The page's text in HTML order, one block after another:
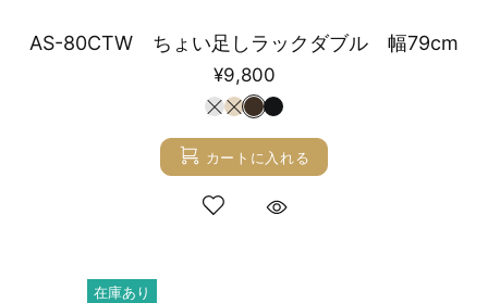
AS-80CTW ちょい足しラックダブル 幅79cm
¥9,800
カートに入れる
在庫あり